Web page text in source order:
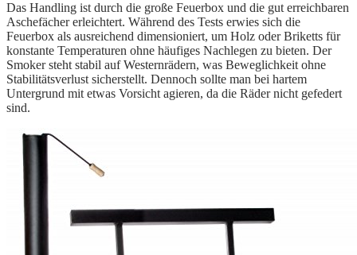
Das Handling ist durch die große Feuerbox und die gut erreichbaren
Aschefächer erleichtert. Während des Tests erwies sich die
Feuerbox als ausreichend dimensioniert, um Holz oder Briketts für
konstante Temperaturen ohne häufiges Nachlegen zu bieten. Der
Smoker steht stabil auf Westernrädern, was Beweglichkeit ohne
Stabilitätsverlust sicherstellt. Dennoch sollte man bei hartem
Untergrund mit etwas Vorsicht agieren, da die Räder nicht gefedert
sind.